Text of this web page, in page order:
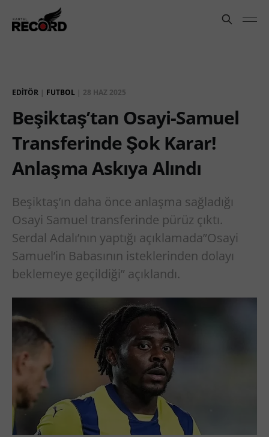
EDITÖR | FUTBOL | 28 HAZ 2025
Beşiktaş’tan Osayi-Samuel
Transferinde Şok Karar!
Anlaşma Askıya Alındı
Beşiktaş’ın daha önce anlaşma sağladığı
Osayi Samuel transferinde pürüz çıktı.
Serdal Adalı’nın yaptığı açıklamada”Osayi
Samuel’in Babasının isteklerinden dolayı
beklemeye geçildiği” açıklandı.